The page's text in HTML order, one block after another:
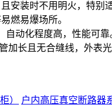
安装时不用明火，特别
燃易爆场所。
自动化程度高，性能可靠
加长且无合缝线，外表光
） 户内高压真空断路器